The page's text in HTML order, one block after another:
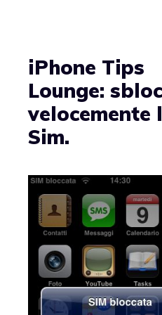
iPhone Tips
Lounge:
velocemente
Sim.